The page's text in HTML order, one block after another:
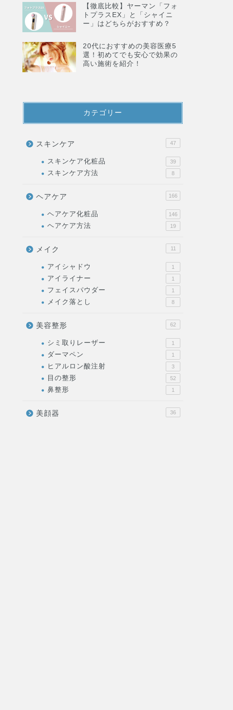
【徹底比較】ヤーマン「フォ
トプラスEX」と「シャイニ
ー」はどちらがおすすめ？
20代におすすめの美容医療5
選！初めてでも安心で効果の
高い施術を紹介！
カテゴリー
スキンケア 47
スキンケア化粧品 39
スキンケア方法 8
ヘアケア 166
ヘアケア化粧品 146
ヘアケア方法 19
メイク 11
アイシャドウ 1
アイライナー 1
フェイスパウダー 1
メイク落とし 8
美容整形 62
シミ取りレーザー 1
ダーマペン 1
ヒアルロン酸注射 3
目の整形 52
鼻整形 1
美顔器 36